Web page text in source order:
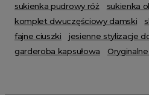
sukienka pudrowy róż
sukienka
komplet dwuczęściowy damski
fajne ciuszki
jesienne stylizacje
garderoba kapsułowa